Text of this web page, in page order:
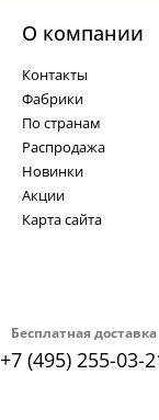
Бесплатная доставка
+7 (495) 255-03-
О компании
Контакты
Фабрики
По странам
Распродажа
Новинки
Акции
Карта сайта